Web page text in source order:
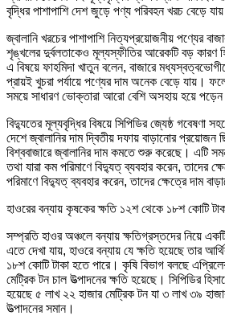
বৃদ্ধির পাশাপাশি দেশ জুড়ে পণ্য পরিবহন খরচ বেড়ে
জ্বালানি খরচের পাশাপাশি নিত্যপ্রয়োজনীয় পণ্যের
শৃঙ্খলের দুর্বলতাকেও মূল্যস্ফীতির আরেকটি বড় কারণ
এ বিষয়ে ফাহমিদা খাতুন বলেন, বাজারে
প্রায়ই খুচরা পর্যায়ে পণ্যের দাম অনেক বেড়ে যায়।
সময়ে সাধারণ ভোক্তারা আরো বেশি অসহায় হয়ে
বিদ্যুতের মূল্যবৃদ্ধির বিষয়ে সিপিডির জ্যেষ্ঠ গবেষণা
দেশে জ্বালানির দাম দ্বিতীয় দফায় বাড়ানোর প্রয়োজন
বিশ্ববাজারে জ্বালানির দাম কমতে শুরু করেছে। এটি
তথা যারা কম পরিমাণে বিদ্যুত্ ব্যবহার করেন, তাদের
পরিমাণে বিদ্যুত্ ব্যবহার করেন, তাদের ক্ষেত্রে দাম
হাওরের বন্যায় কৃষকের ক্ষতি ১২শ থেকে ১৮শ কোটি
সম্প্রতি হাওর অঞ্চলে বন্যায় ক্ষতিগ্রস্তদের নিয়ে
এতে দেখা যায়, হাওরে বন্যায় যে ক্ষতি হয়েছে তার
১৮শ কোটি টাকা হতে পারে। কৃষি বিভাগ বলছে
মেট্রিক টন চাল উত্পাদনের ক্ষতি হয়েছে। সিপিডির
হয়েছে ৫ লাখ ২২ হাজার মেট্রিক টন যা ৩ লাখ ৩৯
উত্পাদনের সমান।